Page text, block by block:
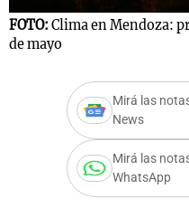
FOTO: Clima en Mendoza:
de mayo
Mirá las
News
Mirá las
WhatsApp